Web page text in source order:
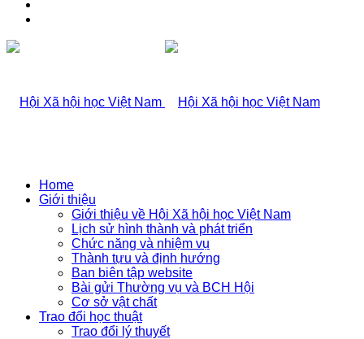
Home
Giới thiệu
Giới thiệu về Hội Xã hội học Việt Nam
Lịch sử hình thành và phát triển
Chức năng và nhiệm vụ
Thành tựu và định hướng
Ban biên tập website
Bài gửi Thường vụ và BCH Hội
Cơ sở vật chất
Trao đổi học thuật
Trao đổi lý thuyết